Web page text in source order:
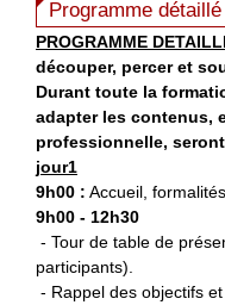
Programme détaillé
PROGRAMME
découper, percer et
Durant toute la
adapter les contenus,
professionnelle,
jour1
9h00 : Accueil,
9h00 - 12h30
- Tour de table de
participants).
- Rappel des objectifs